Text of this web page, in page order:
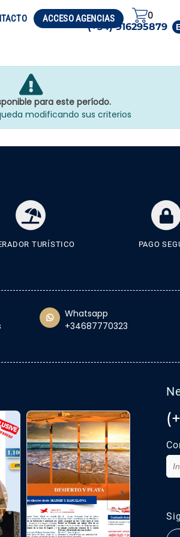
(+34) 916295879
ACCESO AGENCIAS 0
para este período.
modificando sus criterios
TURÍSTICO PAGO
Whatsapp
+34687770323
›